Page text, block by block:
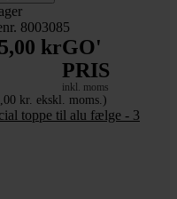
8003085
krGO'
PRIS
inkl. moms
kr. ekskl. moms.)
toppe til alu fælge - 3